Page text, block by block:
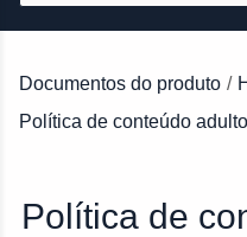
Documentos do produto /
Política de conteúdo adulto
Política de